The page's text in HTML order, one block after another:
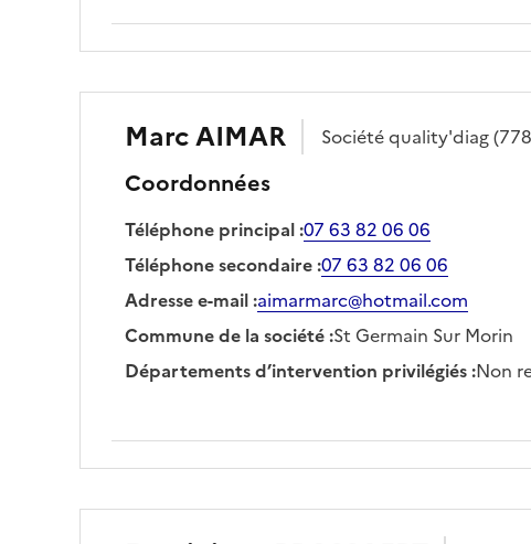
MarcAIMAR Sociétéquality'diag
Coordonnées
Téléphone principal:07 63 82 06 06
Téléphone secondaire:07 63 82 06 06
Adresse e-mail:aimarmarc@hotmail.com
Commune de la société:St Germain Sur Morin
Départements d’intervention privilégiés:Non